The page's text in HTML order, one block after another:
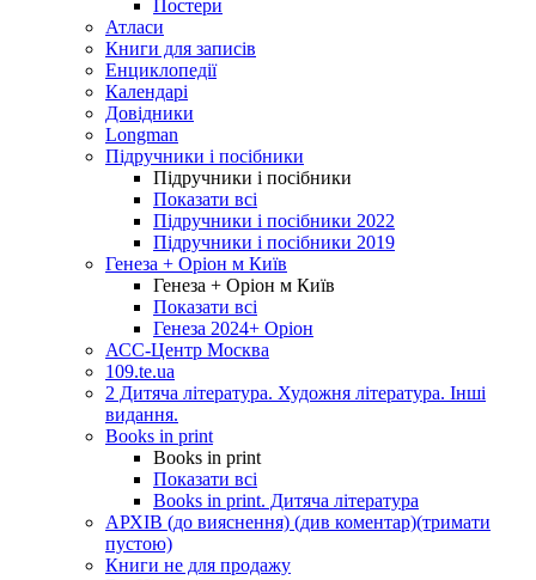
Постери
Атласи
Книги для записів
Енциклопедії
Календарі
Довідники
Longman
Підручники і посібники
Підручники і посібники
Показати всі
Підручники і посібники 2022
Підручники і посібники 2019
Генеза + Оріон м Київ
Генеза + Оріон м Київ
Показати всі
Генеза 2024+ Оріон
АСС-Центр Москва
109.te.ua
2 Дитяча література. Художня література. Інші
видання.
Books in print
Books in print
Показати всі
Books in print. Дитяча література
АРХІВ (до вияснення) (див коментар)(тримати
пустою)
Книги не для продажу